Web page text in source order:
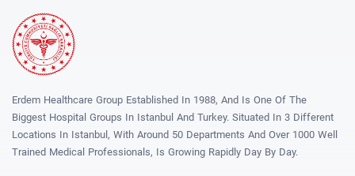
Erdem Healthcare Group Established In 1988, And Is One Of The
Biggest Hospital Groups In Istanbul And Turkey. Situated In 3 Different
Locations In Istanbul, With Around 50 Departments And Over 1000 Well
Trained Medical Professionals, Is Growing Rapidly Day By Day.